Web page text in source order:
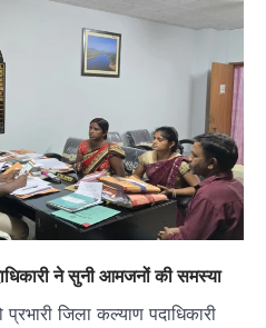
ने सुनी आमजनों की समस्या
जिला कल्याण पदाधिकारी